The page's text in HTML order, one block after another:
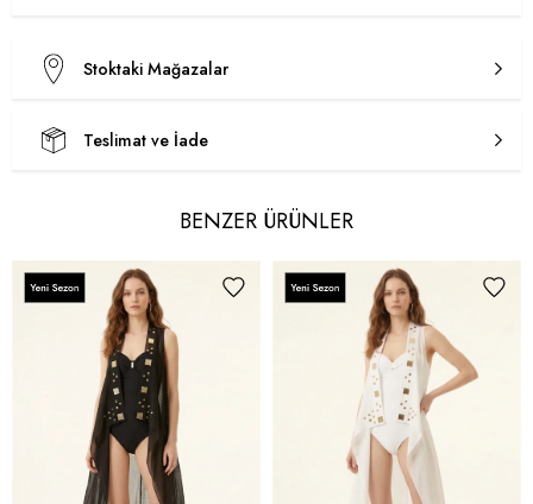
Stoktaki Mağazalar
Teslimat ve İade
BENZER ÜRÜNLER